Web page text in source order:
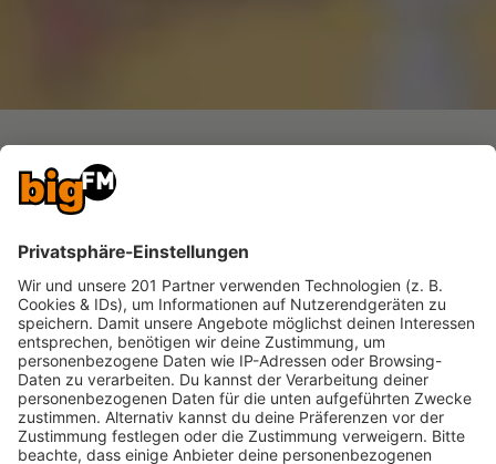
EDM auf die Ohren
Marshmello und Co. hören möchtest, haben wir
hier den perfekten EDM-Stream für Dich am Start: